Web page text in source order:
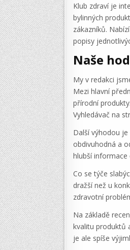
Klub zdraví je
bylinných
zákazníků.
popisy
Naše
My v redakci
Mezi hlavní
přírodní
Vyhledávač na
Další výhodou
obdivuhodná a
hlubší informace
Co se týče
dražší než u
zdravotní
Na základě
kvalitu produktů
je ale spíše